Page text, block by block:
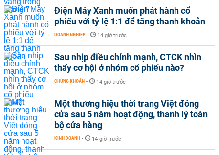
Điện Máy Xanh muốn phát hành cổ
phiếu với tỷ lệ 1:1 để tăng thanh khoản
DOANH NGHIỆP - 14 giờ trước
Sau nhịp điều chỉnh mạnh, CTCK nhìn
thấy cơ hội ở nhóm cổ phiếu nào?
CHỨNG KHOÁN - 14 giờ trước
Một thương hiệu thời trang Việt đóng
cửa sau 5 năm hoạt động, thanh lý toàn
bộ cửa hàng
KINH DOANH - 14 giờ trước